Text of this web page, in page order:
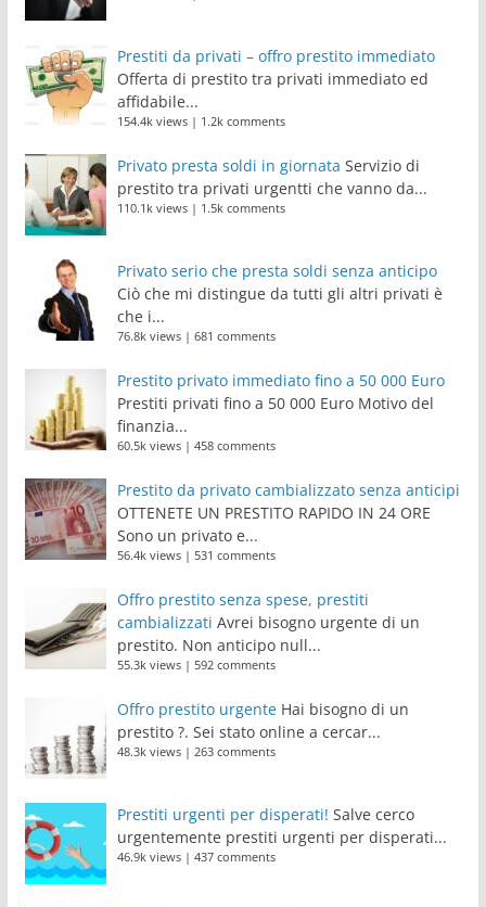
Prestiti da privati – offro prestito immediato
Offerta di prestito tra privati immediato ed
affidabile...
154.4k views| 1.2k comments
Privato presta soldi in giornata Servizio di
prestito tra privati urgentti che vanno da...
110.1k views| 1.5k comments
Privato serio che presta soldi senza anticipo
Ciò che mi distingue da tutti gli altri privati è
che i...
76.8k views| 681 comments
Prestito privato immediato fino a 50 000 Euro
Prestiti privati fino a 50 000 Euro Motivo del
finanzia...
60.5k views| 458 comments
Prestito da privato cambializzato senza anticipi
OTTENETE UN PRESTITO RAPIDO IN 24 ORE
Sono un privato e...
56.4k views| 531 comments
Offro prestito senza spese, prestiti
cambializzati Avrei bisogno urgente di un
prestito. Non anticipo null...
55.3k views| 592 comments
Offro prestito urgente Hai bisogno di un
prestito ?. Sei stato online a cercar...
48.3k views| 263 comments
Prestiti urgenti per disperati! Salve cerco
urgentemente prestiti urgenti per disperati...
46.9k views| 437 comments